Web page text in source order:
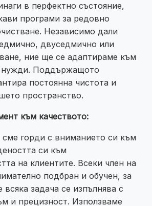
в перфектно състояние,
програми за редовно
Независимо дали
двуседмично или
ние ще се адаптираме към
нужди. Поддържащото
постоянна чистота и
пространство.
към качеството:
сме горди с вниманието си към
си към
на клиентите. Всеки член на
подбран и обучен, за
всяка задача се изпълнява с
и прецизност. Използваме